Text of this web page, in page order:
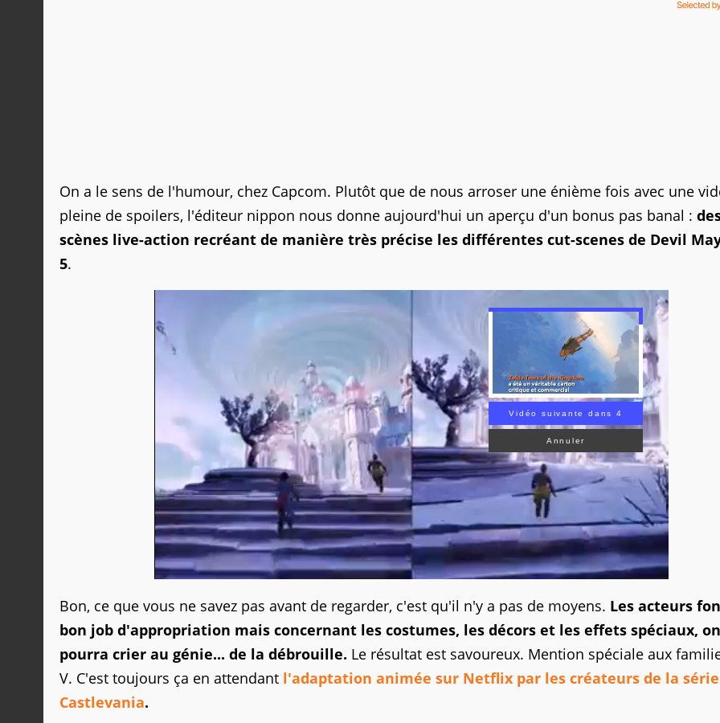
On a le sens de l'humour, chez Capcom. Plutôt que de nous arroser une énième fois avec une
pleine de spoilers, l'éditeur nippon nous donne aujourd'hui un aperçu d'un bonus pas banal :
scènes live-action recréant de manière très précise les différentes cut-scenes de Devil
5.
Vidéo suivante dans 2
Annuler
Bon, ce que vous ne savez pas avant de regarder, c'est qu'il n'y a pas de moyens. Les acteurs
bon job d'appropriation mais concernant les costumes, les décors et les effets spéciaux, on
pourra crier au génie... de la débrouille. Le résultat est savoureux. Mention spéciale aux
V. C'est toujours ça en attendant l'adaptation animée sur Netflix par les créateurs de la série
Castlevania.